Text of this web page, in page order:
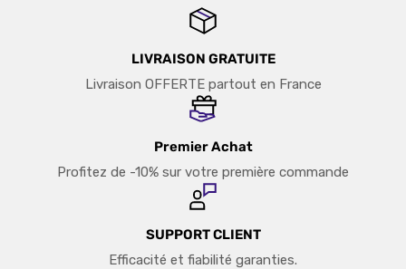
LIVRAISON GRATUITE
Livraison OFFERTE partout en France
Premier Achat
Profitez de -10% sur votre première commande
SUPPORT CLIENT
Efficacité et fiabilité garanties.